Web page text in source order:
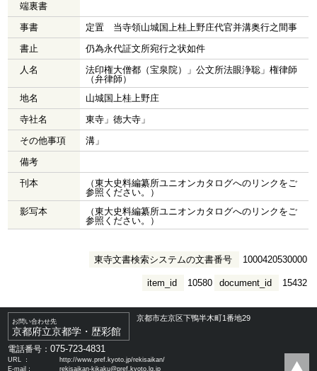
端裏書
事書
定置 当寺領山城国上桂上野庄代官并溝奥行之間事
書止
仍為永代証文所宛行之状如件
人名
法印権大僧都（宝泉院）」公文所法眼浄聡」権律師
（弁律師）
地名
山城国上桂上野庄
寺社名
東寺」徳大寺」
その他事項
溝」
備考
刊本
（東大史料編纂所ユニオンカタログへのリンクをご
参照ください。）
影写本
（東大史料編纂所ユニオンカタログへのリンクをご
参照ください。）
東寺文書検索システムの文書番号 1000420530000
document_id 15432
item_id 10580
お問い合わせ先
京都府立京都学・歴彩館
京都市左京区下鴨半木町1番地29
電話番号：075-723-4831
URL ：
http://www.pref.kyoto.jp/rekisaikan/
E-mail：
rekisaikan-kikaku@pref.kyoto.lg.jp